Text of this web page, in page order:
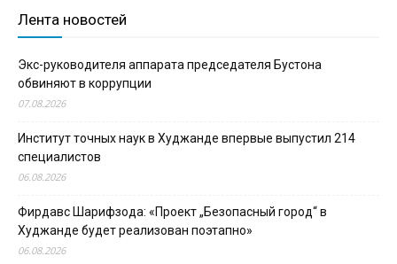
Лента новостей
Экс-руководителя аппарата председателя Бустона
обвиняют в коррупции
07.08.2026
Институт точных наук в Худжанде впервые выпустил 214
специалистов
06.08.2026
Фирдавс Шарифзода: «Проект „Безопасный город“ в
Худжанде будет реализован поэтапно»
06.08.2026